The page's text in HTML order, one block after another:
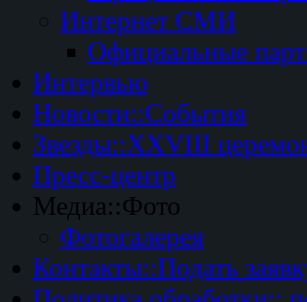
Интернет СМИ
Официальные
Интервью
Новости::События
Звезды::XXVIII
Пресс-центр
Медиа::Фото
Фотогалерея
Контакты::Подать